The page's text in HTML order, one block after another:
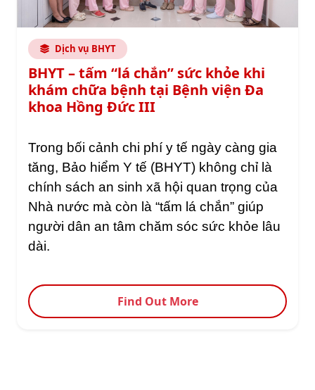
Dịch vụ BHYT
BHYT – tấm “lá chắn” sức khỏe khi
khám chữa bệnh tại Bệnh viện Đa
khoa Hồng Đức III
Trong bối cảnh chi phí y tế ngày càng gia
tăng, Bảo hiểm Y tế (BHYT) không chỉ là
chính sách an sinh xã hội quan trọng của
Nhà nước mà còn là “tấm lá chắn” giúp
người dân an tâm chăm sóc sức khỏe lâu
dài.
Find Out More